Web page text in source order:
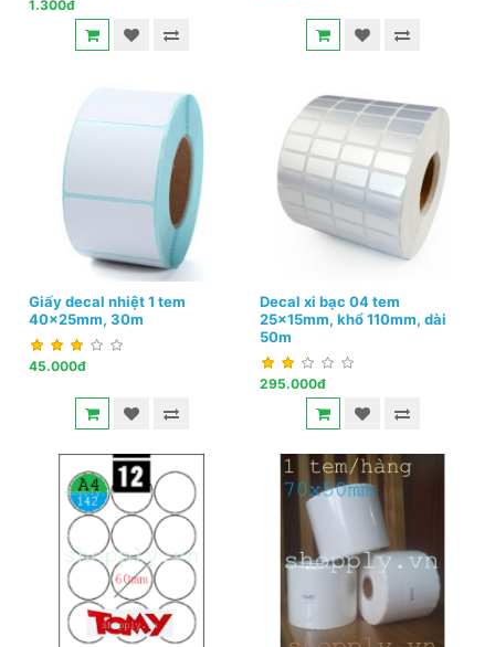
1.300đ
Giấy decal nhiệt 1 tem
40x25mm, 30m
45.000đ
Decal xi bạc 04 tem
25x15mm, khổ 110mm, dài
50m
295.000đ